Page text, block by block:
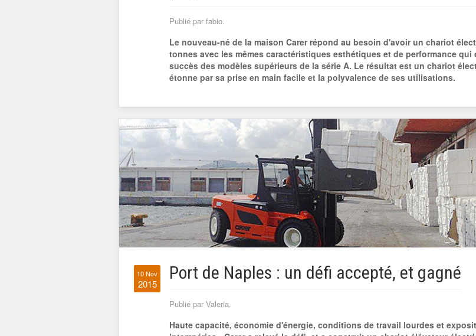
Publié par fabio.
Le nouveau-né de la maison Carer répond au besoin d'avoir un chariot
tonnes avec les mêmes caractéristiques esthétiques et de performance qui
succès des modèles supérieurs de la série A. Le résultat est un chariot
étonne par sa prise en main facile et la polyvalence de ses utilisations.
10 Nov
2015
Port de Naples : un défi accepté, et gagné
Publié par Valeria.
Haute capacité, économie d'énergie, conditions de travail lourdes et